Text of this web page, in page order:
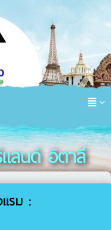
ลนด์ อิตาลี
รม :